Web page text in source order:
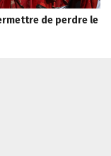
de perdre le